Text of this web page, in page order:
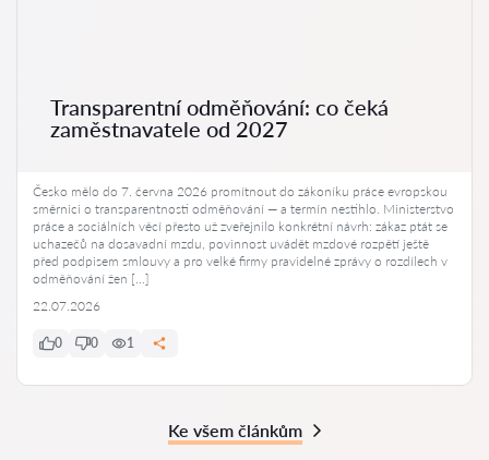
Transparentní odměňování: co čeká
zaměstnavatele od 2027
Česko mělo do 7. června 2026 promítnout do zákoníku práce evropskou
směrnici o transparentnosti odměňování — a termín nestihlo. Ministerstvo
práce a sociálních věcí přesto už zveřejnilo konkrétní návrh: zákaz ptát se
uchazečů na dosavadní mzdu, povinnost uvádět mzdové rozpětí ještě
před podpisem smlouvy a pro velké firmy pravidelné zprávy o rozdílech v
odměňování žen […]
22.07.2026
0 0 1
Ke všem článkům